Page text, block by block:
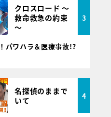
クロスロード ～
救命救急の約束
～
3
パワハラ＆医療事故!?
名探偵のままで
いて
4